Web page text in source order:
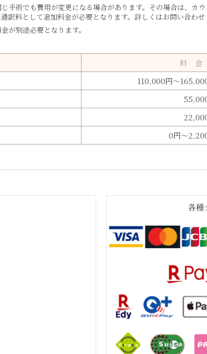
手術でも費用が変更になる場合があります。その場合は、カ
訳料として追加料金が必要となります。詳しくはお問い合わせ
が別途必要となります。
料 金
110,000円～
0円～
各種